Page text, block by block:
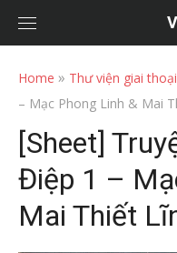
Home » Thư viện giai thoại
– Mạc Phong Linh & Mai
[Sheet]
Điệp 1 –
Mai Thiết